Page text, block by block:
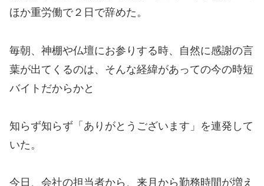
ほか重労働で２日で辞めた。
毎朝、神棚や仏壇にお参りする時、自然に感謝の言
葉が出てくるのは、そんな経緯があっての今の時短
バイトだからかと
知らず知らず「ありがとうございます」を連発して
いた。
今日、会社の担当者から、来月から勤務時間が増え